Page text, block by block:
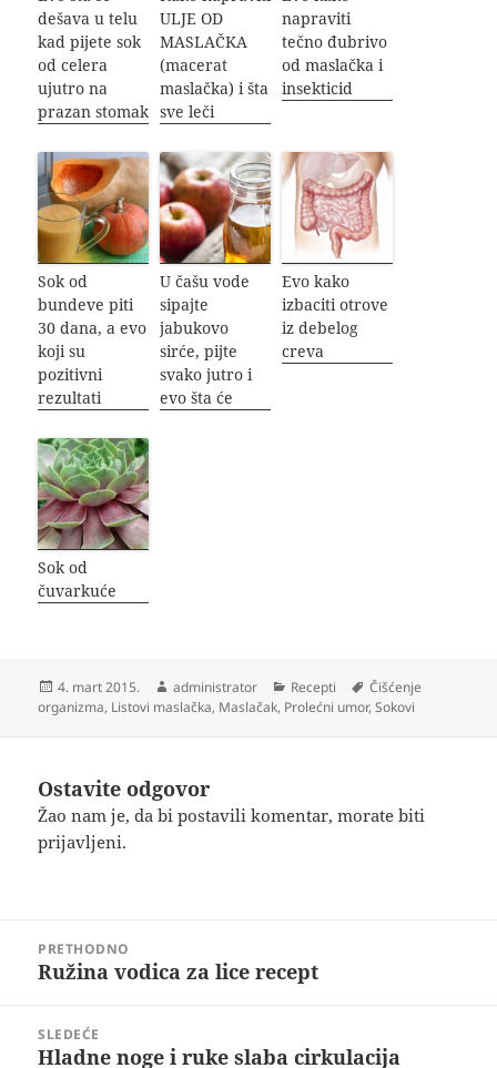
dešava u telu
kad pijete sok
od celera
ujutro na
prazan stomak
ULJE OD
MASLAČKA
(macerat
maslačka) i šta
sve leči
napraviti
tečno đubrivo
od maslačka i
insekticid
Sok od
bundeve piti
30 dana, a evo
koji su
pozitivni
rezultati
U čašu vode
sipajte
jabukovo
sirće, pijte
svako jutro i
evo šta će
Evo kako
izbaciti otrove
iz debelog
creva
Sok od
čuvarkuće
Objavljeno
4. mart 2015. Autor
administrator Kategorije
Recepti Oznake
Čišćenje
organizma, Listovi maslačka, Maslačak, Prolećni umor,Sokovi
Ostavite odgovor
Žao nam je, da bi postavili komentar, moratebiti
prijavljeni.
člankaPRETHODNO
Prethodni
Ružina vodica za lice recept
SLEDEĆE
Sledeći
Hladne noge i ruke slaba cirkulacija